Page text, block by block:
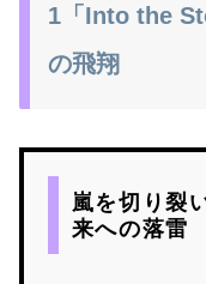
1「Into the
の飛翔
嵐を切り裂
来への落雷